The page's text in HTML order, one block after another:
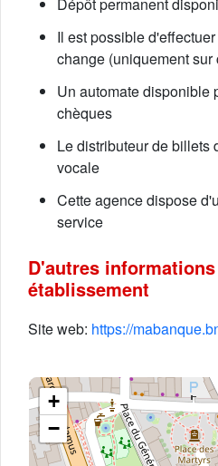
Il est possible
change (uniquement sur
Un automate disponible
chèques
Le distributeur de billets
vocale
Cette agence dispose
service
D'autres
établissement
Site web: https://
+
−